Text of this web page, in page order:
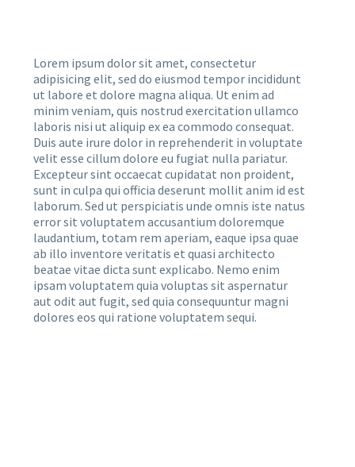
Lorem ipsum dolor sit amet, consectetur
adipisicing elit, sed do eiusmod tempor incididunt
ut labore et dolore magna aliqua. Ut enim ad
minim veniam, quis nostrud exercitation ullamco
laboris nisi ut aliquip ex ea commodo consequat.
Duis aute irure dolor in reprehenderit in voluptate
velit esse cillum dolore eu fugiat nulla pariatur.
Excepteur sint occaecat cupidatat non proident,
sunt in culpa qui officia deserunt mollit anim id est
laborum. Sed ut perspiciatis unde omnis iste natus
error sit voluptatem accusantium doloremque
laudantium, totam rem aperiam, eaque ipsa quae
ab illo inventore veritatis et quasi architecto
beatae vitae dicta sunt explicabo. Nemo enim
ipsam voluptatem quia voluptas sit aspernatur
aut odit aut fugit, sed quia consequuntur magni
dolores eos qui ratione voluptatem sequi.